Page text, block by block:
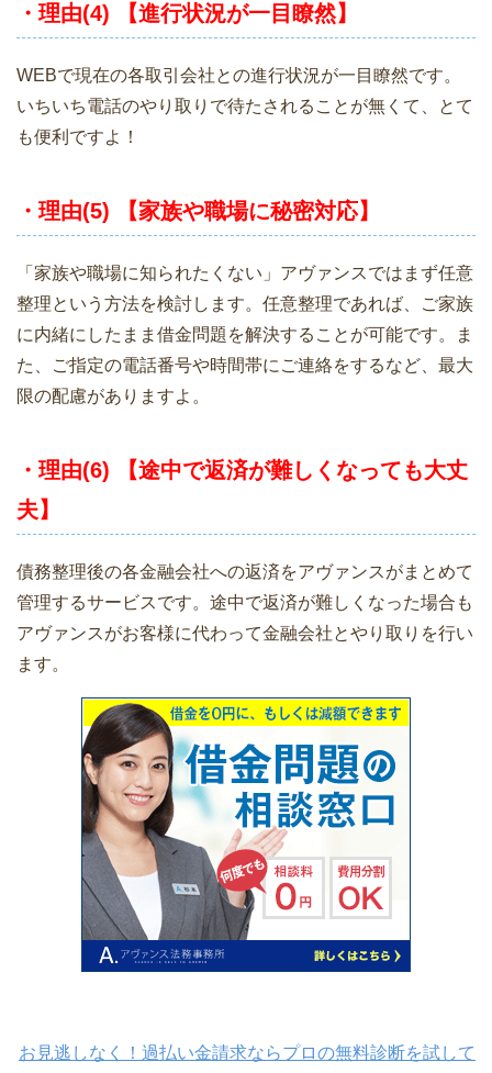
・理由(4) 【進行状況が一目瞭然】
WEBで現在の各取引会社との進行状況が一目瞭然です。
いちいち電話のやり取りで待たされることが無くて、とて
も便利ですよ！
・理由(5) 【家族や職場に秘密対応】
「家族や職場に知られたくない」アヴァンスではまず任意
整理という方法を検討します。任意整理であれば、ご家族
に内緒にしたまま借金問題を解決することが可能です。ま
た、ご指定の電話番号や時間帯にご連絡をするなど、最大
限の配慮がありますよ。
・理由(6) 【途中で返済が難しくなっても大丈
夫】
債務整理後の各金融会社への返済をアヴァンスがまとめて
管理するサービスです。途中で返済が難しくなった場合も
アヴァンスがお客様に代わって金融会社とやり取りを行い
ます。
お見逃しなく！過払い金請求ならプロの無料診断を試して